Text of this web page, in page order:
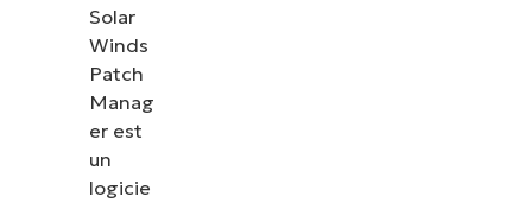
Solar
Winds
Patch
Manag
er est
un
logicie